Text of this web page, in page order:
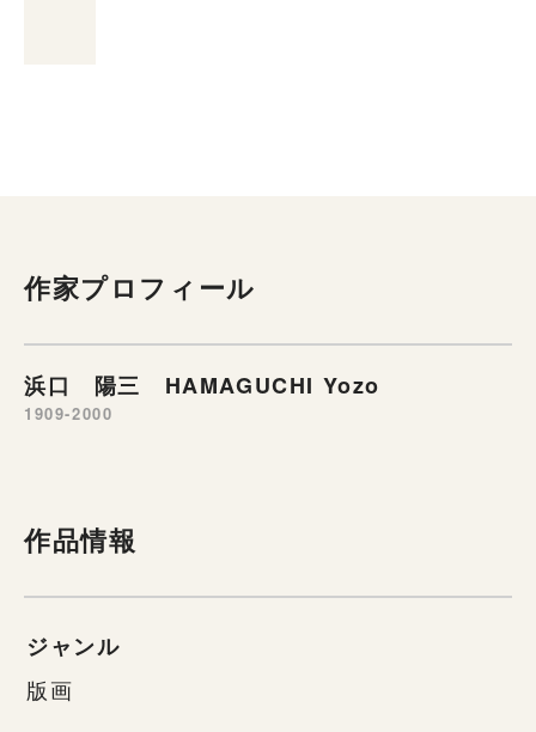
作家プロフィール
浜口 陽三 HAMAGUCHI Yozo
1909-2000
作品情報
ジャンル
版画